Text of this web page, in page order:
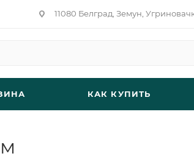
11080 Белград, Земун,
КАК КУПИТЬ